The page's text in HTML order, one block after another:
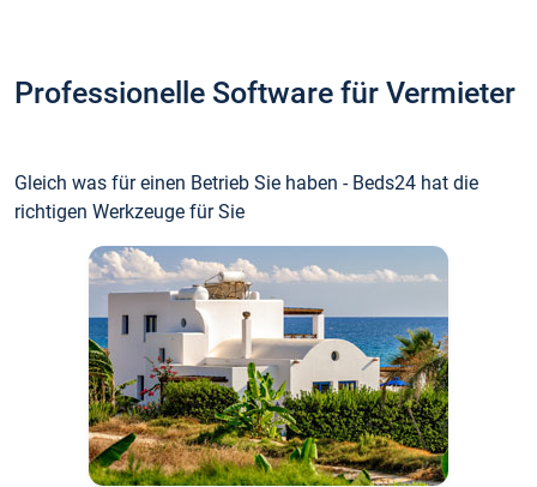
Professionelle Software für Vermieter
Gleich was für einen Betrieb Sie haben - Beds24 hat die
richtigen Werkzeuge für Sie